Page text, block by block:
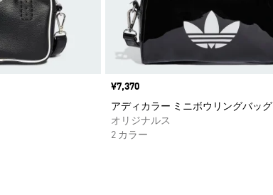
価格
¥7,370
アディカラー ミニボウリングバッグ
オリジナルス
2 カラー